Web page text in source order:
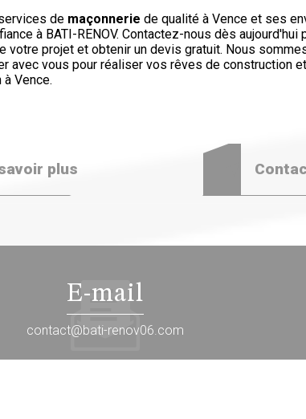
de maçonnerie de qualité à Vence et ses
à BATI-RENOV. Contactez-nous dès aujourd'hui
votre projet et obtenir un devis gratuit. Nous
avec vous pour réaliser vos rêves de construction
Vence.
plus
E-mail
contact@bati-renov06.com